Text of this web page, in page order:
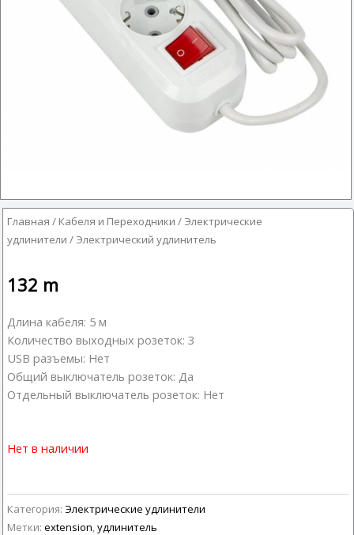
Главная / Кабеля и Переходники / Электрические
удлинители / Электрический удлинитель
132 m
Длина кабеля: 5 м
Количество выходных розеток: 3
USB разъемы: Нет
Общий выключатель розеток: Да
Отдельный выключатель розеток: Нет
Нет в наличии
Категория: Электрические удлинители
Метки: extension удлинитель